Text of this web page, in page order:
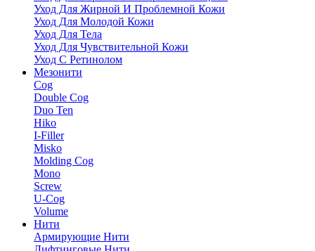
Уход Для Жирной И Проблемной Кожи
Уход Для Молодой Кожи
Уход Для Тела
Уход Для Чувствительной Кожи
Уход С Ретинолом
Мезонити
Cog
Double Cog
Duo Ten
Hiko
I-Filler
Misko
Molding Cog
Mono
Screw
U-Cog
Volume
Нити
Армирующие Нити